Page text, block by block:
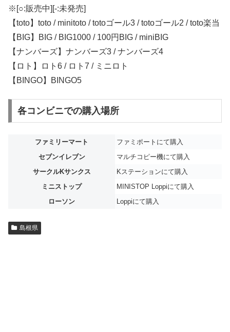
※[○:販売中][-:未発売]
【toto】toto / minitoto / totoゴール3 / totoゴール2 / toto楽当
【BIG】BIG / BIG1000 / 100円BIG / miniBIG
【ナンバーズ】ナンバーズ3 / ナンバーズ4
【ロト】ロト6 / ロト7 / ミニロト
【BINGO】BINGO5
各コンビニでの購入場所
ファミリーマート
ファミポートにて購入
セブンイレブン
マルチコピー機にて購入
サークルKサンクス
Kステーションにて購入
ミニストップ
MINISTOP Loppiにて購入
ローソン
Loppiにて購入
島根県